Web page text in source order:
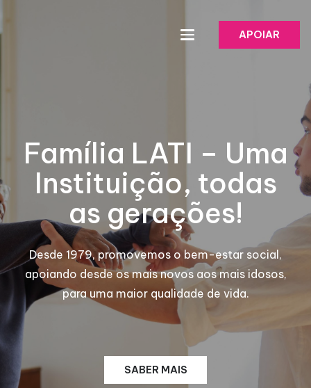
APOIAR
Família LATI – Uma
Instituição, todas
as gerações!
Desde 1979, promovemos o bem-estar social,
apoiando desde os mais novos aos mais idosos,
para uma maior qualidade de vida.
SABER MAIS